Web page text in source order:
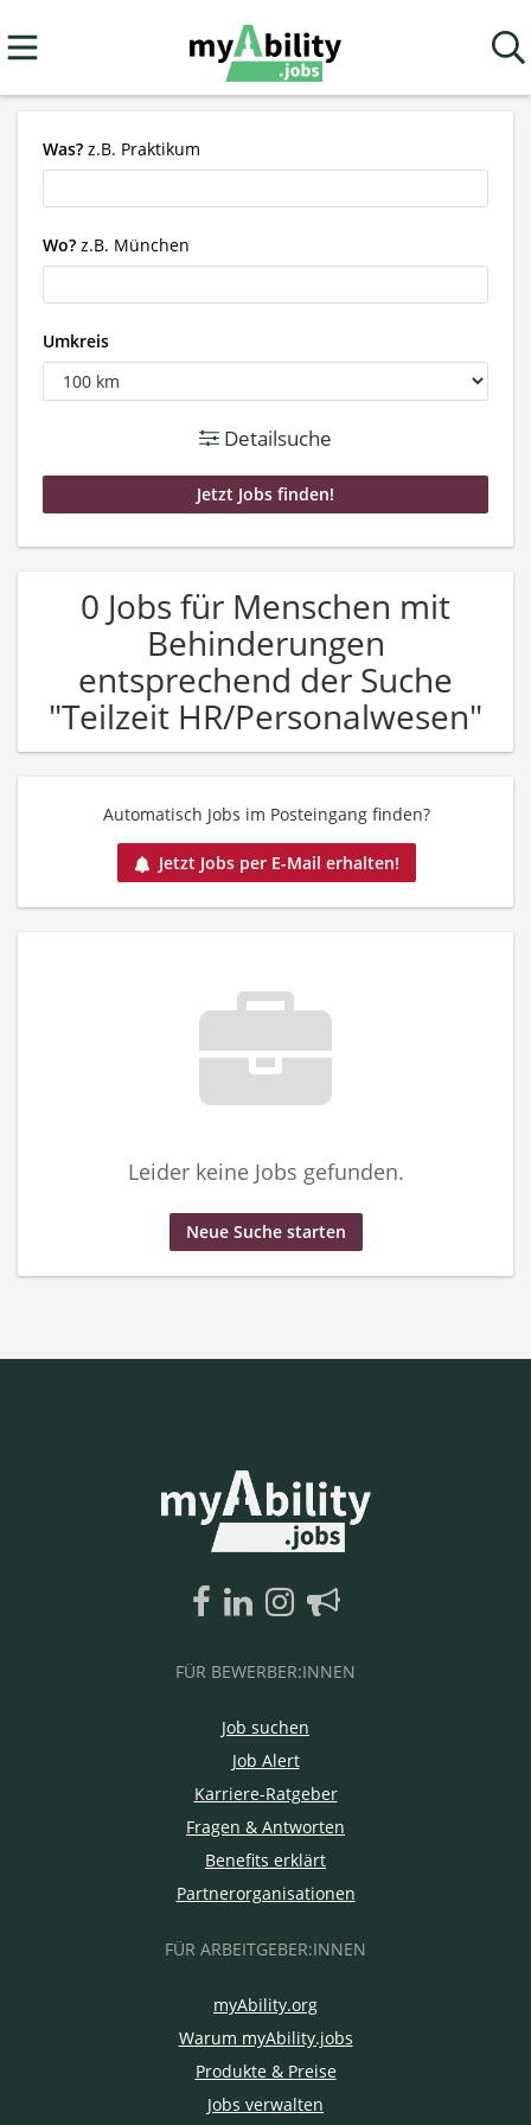
Was? z.B. Praktikum
Wo? z.B. München
Umkreis
Detailsuche
0 Jobs für Menschen mit
Behinderungen
entsprechend der Suche
"Teilzeit HR/Personalwesen"
Automatisch Jobs im Posteingang finden?
Jetzt Jobs per E-Mail erhalten!
Leider keine Jobs gefunden.
Neue Suche starten
FÜR BEWERBER:INNEN
Job suchen
Job Alert
Karriere-Ratgeber
Fragen & Antworten
Benefits erklärt
Partnerorganisationen
FÜR ARBEITGEBER:INNEN
myAbility.org
Warum myAbility.jobs
Produkte & Preise
Jobs verwalten